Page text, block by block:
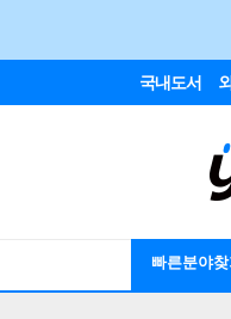
국내도서
빠른분야찾